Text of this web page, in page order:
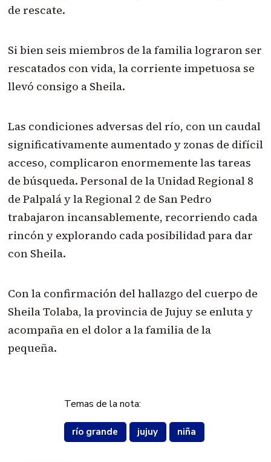
de rescate.
Si bien seis miembros de la familia lograron ser
rescatados con vida, la corriente impetuosa se
llevó consigo a Sheila.
Las condiciones adversas del río, con un caudal
significativamente aumentado y zonas de difícil
acceso, complicaron enormemente las tareas
de búsqueda. Personal de la Unidad Regional 8
de Palpalá y la Regional 2 de San Pedro
trabajaron incansablemente, recorriendo cada
rincón y explorando cada posibilidad para dar
con Sheila.
Con la confirmación del hallazgo del cuerpo de
Sheila Tolaba, la provincia de Jujuy se enluta y
acompaña en el dolor a la familia de la
pequeña.
Temas de la nota:
río grande jujuy niña